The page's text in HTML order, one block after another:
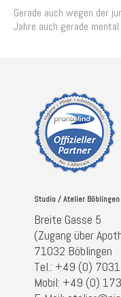
Gerade auch wegen der
Jahre auch gerade
Studio / Atelier Böblingen
Breite Gasse 5
(Zugang über
71032 Böblingen
Tel.: +49 (0)
Mobil: +49 (0)